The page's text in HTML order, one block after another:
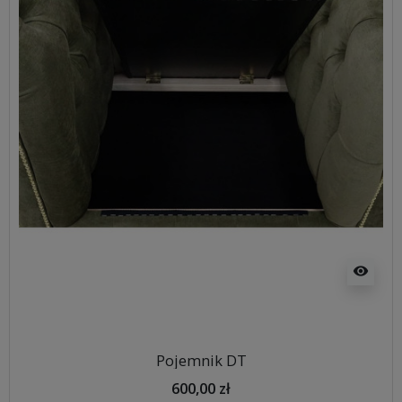
visibility
Pojemnik DT
600,00 zł